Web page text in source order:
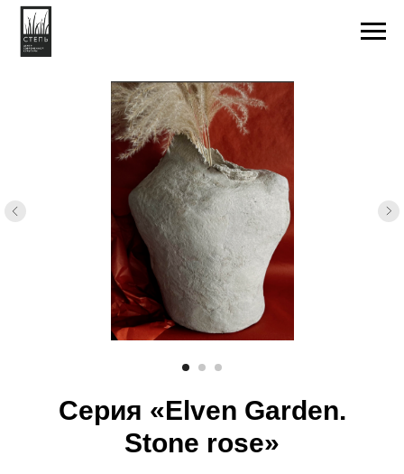
Серия «Elven Garden.
Stone rose»